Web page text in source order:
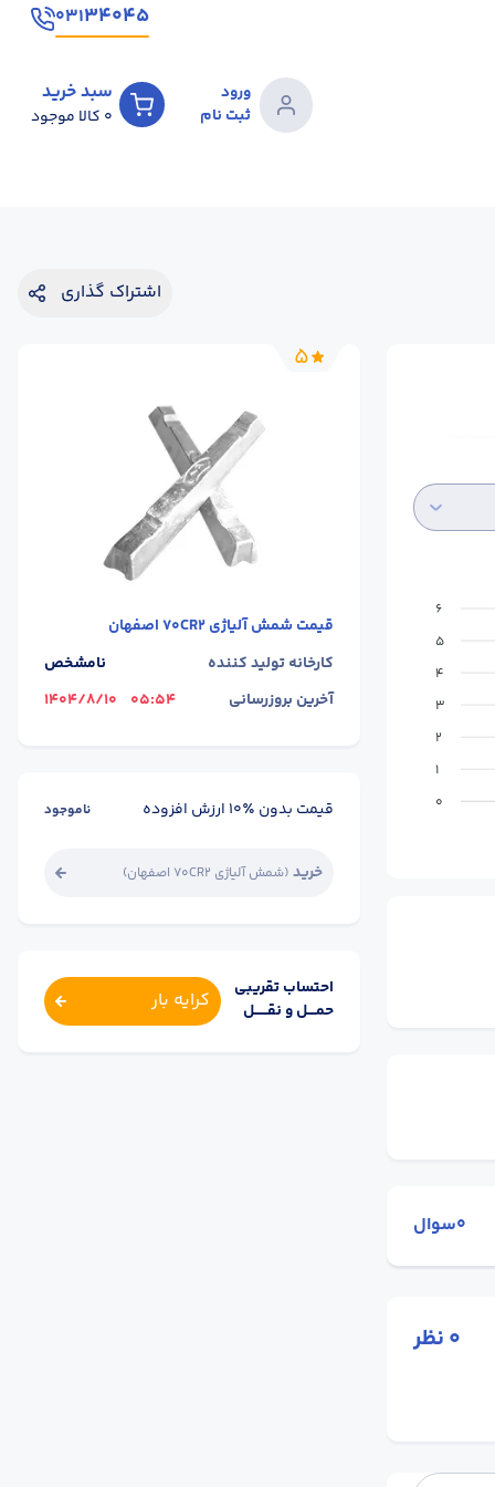
۳۴۰۴۵۰۳۱
ورود
ثبت نام
سبد خرید
0 کالا موجود
اشتراک گذاری
6
5
4
3
2
1
0
0سوال
0نظر
5
قیمت شمش آلیاژی 70CR2 اصفهان
کارخانه تولید کننده
نامشخص
آخرین بروزرسانی
05:54
1404/8/10
قیمت بدون ٪۱۰ ارزش افزوده ناموجود
خرید (شمش آلیاژی 70CR2 اصفهان )
احتساب تقریبی
حمــــل و نقــــــل
کرایه بار